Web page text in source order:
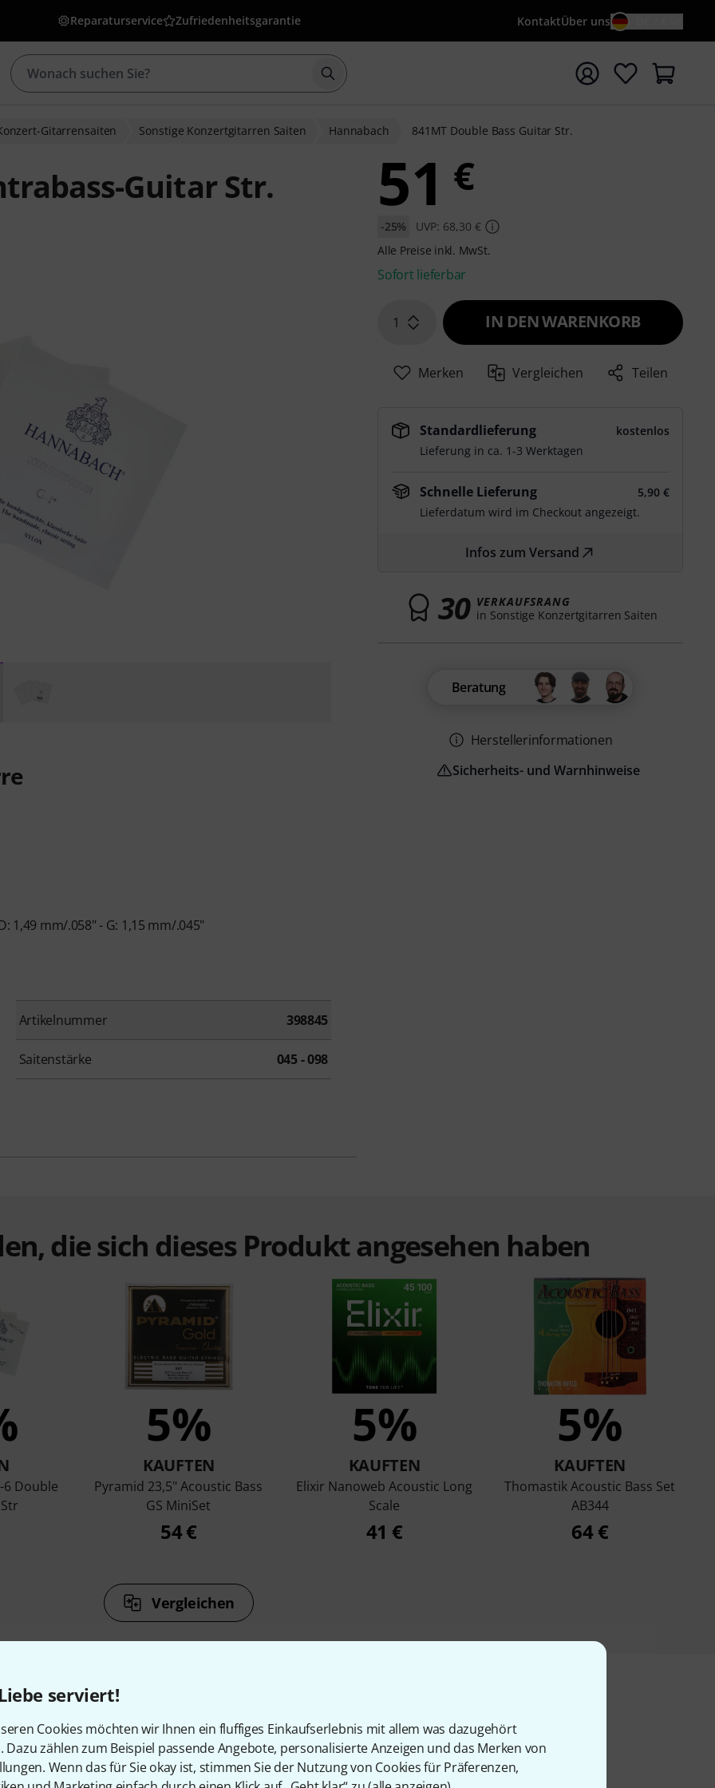
serviert!
Cookies möchten wir Ihnen ein fluffiges Einkaufserlebnis mit allem was dazugehört
Dazu zählen zum Beispiel passende Angebote, personalisierte Anzeigen und das Merken von
Wenn das für Sie okay ist, stimmen Sie der Nutzung von Cookies für Präferenzen,
Reparaturservice Zufriedenheitsgarantie KontaktÜber uns
Suche mit Suchwort {searchTerm} starten
Gitarrensaiten Sonstige Konzertgitarren Saiten Hannabach 841MT Double Bass Guitar Str.
Guitar Str.
1,49 mm/.058" - G: 1,15 mm/.045"
Artikelnummer 398845
Saitenstärke 045 - 098
51 €
-25%
UVP: 68,30 €
Alle Preise inkl. MwSt.
Sofort lieferbar
1 IN DEN WARENKORB
Merken Vergleichen Teilen
Standardlieferung
kostenlos
Lieferung in ca. 1-3 Werktagen
Schnelle Lieferung
5,90 €
Lieferdatum wird im Checkout angezeigt.
Infos zum Versand
30 VERKAUFSRANG
in Sonstige Konzertgitarren Saiten
Beratung
Herstellerinformationen
Sicherheits- und Warnhinweise
die sich dieses Produkt angesehen haben
6 Double
5%
KAUFTEN
Pyramid 23,5" Acoustic Bass
GS MiniSet
54 €
5%
KAUFTEN
Elixir Nanoweb Acoustic Long
Scale
41 €
5%
KAUFTEN
Thomastik Acoustic Bass Set
AB344
64 €
Vergleichen
& passende Artikel